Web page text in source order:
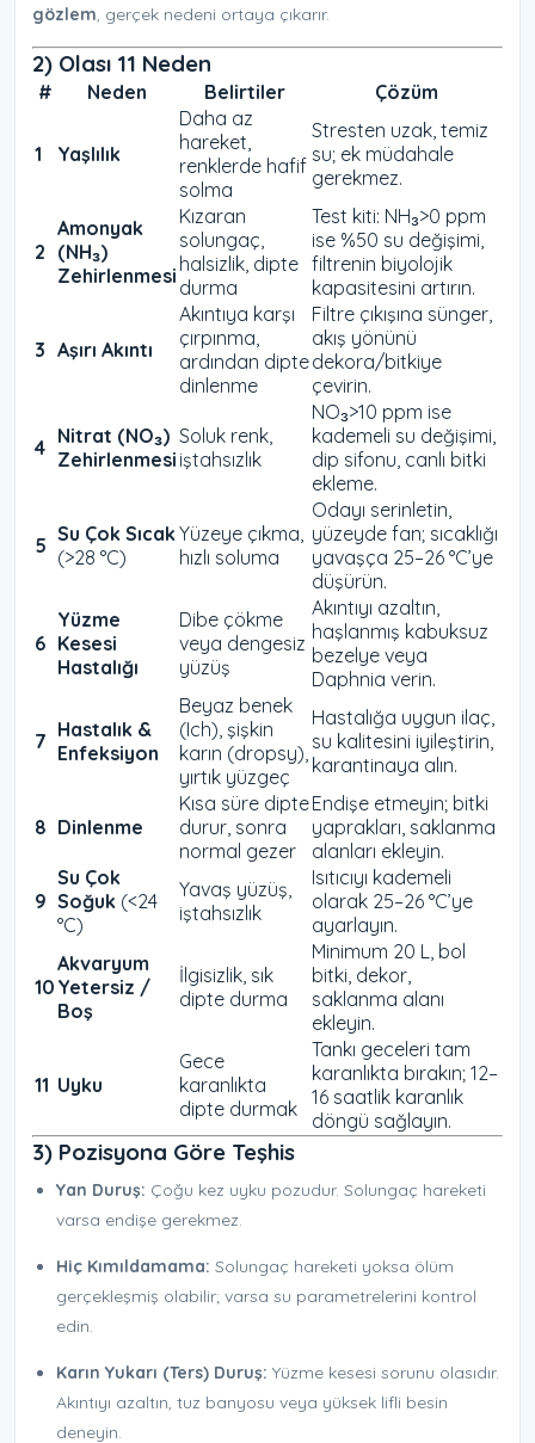
gözlem, gerçek nedeni ortaya çıkarır.
2) Olası 11 Neden
# Neden Belirtiler Çözüm
1 Yaşlılık
Daha az
hareket,
renklerde hafif
solma
Stresten uzak, temiz
su; ek müdahale
gerekmez.
2
Amonyak
(NH₃)
Zehirlenmesi
Kızaran
solungaç,
halsizlik, dipte
durma
Test kiti: NH₃>0 ppm
ise %50 su değişimi,
filtrenin biyolojik
kapasitesini artırın.
3 Aşırı Akıntı
Akıntıya karşı
çırpınma,
ardından dipte
dinlenme
Filtre çıkışına sünger,
akış yönünü
dekora/bitkiye
çevirin.
4 Nitrat (NO₃)
Zehirlenmesi
Soluk renk,
iştahsızlık
NO₃>10 ppm ise
kademeli su değişimi,
dip sifonu, canlı bitki
ekleme.
5 Su Çok Sıcak
(>28 °C)
Yüzeye çıkma,
hızlı soluma
Odayı serinletin,
yüzeyde fan; sıcaklığı
yavaşça 25–26 °C’ye
düşürün.
6
Yüzme
Kesesi
Hastalığı
Dibe çökme
veya dengesiz
yüzüş
Akıntıyı azaltın,
haşlanmış kabuksuz
bezelye veya
Daphnia verin.
7 Hastalık &
Enfeksiyon
Beyaz benek
(Ich), şişkin
karın (dropsy),
yırtık yüzgeç
Hastalığa uygun ilaç,
su kalitesini iyileştirin,
karantinaya alın.
8 Dinlenme
Kısa süre dipte
durur, sonra
normal gezer
Endişe etmeyin; bitki
yaprakları, saklanma
alanları ekleyin.
9
Su Çok
Soğuk (<24
°C)
Yavaş yüzüş,
iştahsızlık
Isıtıcıyı kademeli
olarak 25–26 °C’ye
ayarlayın.
10
Akvaryum
Yetersiz /
Boş
İlgisizlik, sık
dipte durma
Minimum 20 L, bol
bitki, dekor,
saklanma alanı
ekleyin.
11 Uyku
Gece
karanlıkta
dipte durmak
Tankı geceleri tam
karanlıkta bırakın; 12–
16 saatlik karanlık
döngü sağlayın.
3) Pozisyona Göre Teşhis
Yan Duruş: Çoğu kez uyku pozudur. Solungaç hareketi
varsa endişe gerekmez.
Hiç Kımıldamama: Solungaç hareketi yoksa ölüm
gerçekleşmiş olabilir; varsa su parametrelerini kontrol
edin.
Karın Yukarı (Ters) Duruş: Yüzme kesesi sorunu olasıdır.
Akıntıyı azaltın, tuz banyosu veya yüksek lifli besin
deneyin.